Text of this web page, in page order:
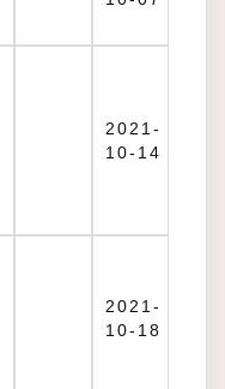
2021-
10-14
2021-
10-18